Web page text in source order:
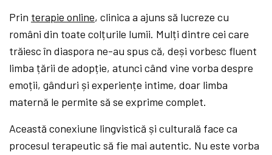
Prin terapie online, clinica a ajuns să lucreze cu
români din toate colțurile lumii. Mulți dintre cei care
trăiesc în diaspora ne-au spus că, deși vorbesc fluent
limba țării de adopție, atunci când vine vorba despre
emoții, gânduri și experiențe intime, doar limba
maternă le permite să se exprime complet.
Această conexiune lingvistică și culturală face ca
procesul terapeutic să fie mai autentic. Nu este vorba